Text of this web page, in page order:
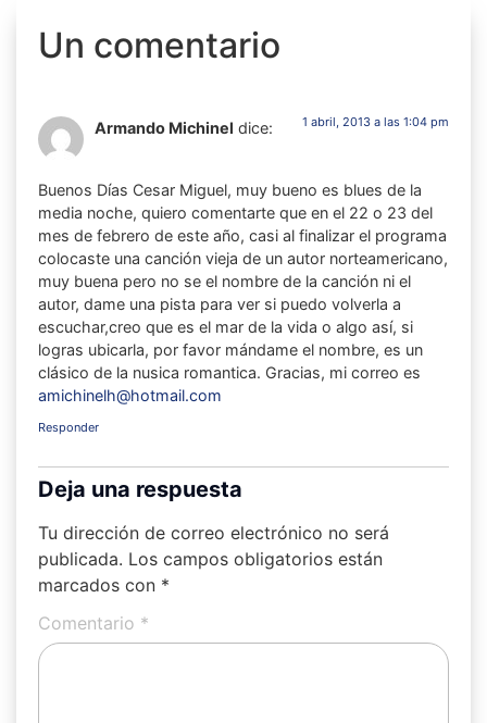
Un comentario
Armando Michinel dice: 1 abril, 2013 a las 1:04 pm
Buenos Días Cesar Miguel, muy bueno es blues de la
media noche, quiero comentarte que en el 22 o 23 del
mes de febrero de este año, casi al finalizar el programa
colocaste una canción vieja de un autor norteamericano,
muy buena pero no se el nombre de la canción ni el
autor, dame una pista para ver si puedo volverla a
escuchar,creo que es el mar de la vida o algo así, si
logras ubicarla, por favor mándame el nombre, es un
clásico de la nusica romantica. Gracias, mi correo es
amichinelh@hotmail.com
Responder
Deja una respuesta
Tu dirección de correo electrónico no será
publicada. Los campos obligatorios están
marcados con *
Comentario *